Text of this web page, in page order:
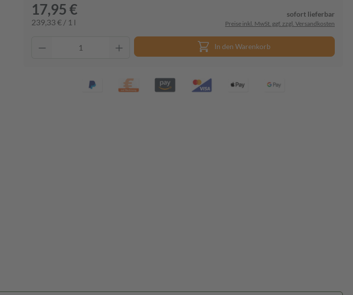
17,95 €
239,33 € / 1 l
sofort lieferbar
Preise inkl. MwSt. ggf. zzgl. Versandkosten
In den Warenkorb